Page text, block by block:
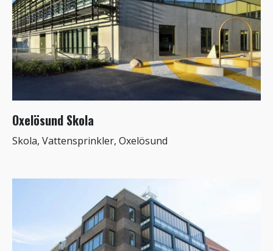
Oxelösund Skola
Skola, Vattensprinkler, Oxelösund